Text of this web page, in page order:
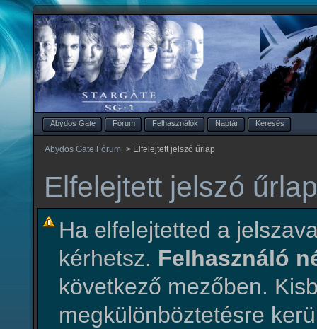
Abydos Gate Fórum Felhasználók Naptár Keresés
Abydos Gate Fórum > Elfelejtett jelszó űrlap
Elfelejtett jelszó űrlap
Ha elfelejtetted a
kérhetsz. Felhasználó
következő mezőben.
megkülönböztetésre